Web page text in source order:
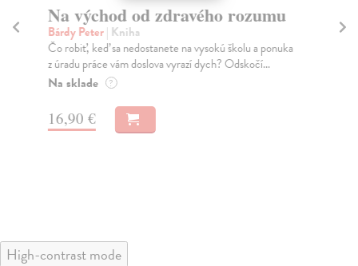
Na východ od zdravého rozumu
Bárdy Peter| Kniha
Čo robiť, keď sa nedostanete na vysokú školu a ponuka
z úradu práce vám doslova vyrazí dych? Odskočí...
Na sklade ?
16,90 €
High-contrast mode